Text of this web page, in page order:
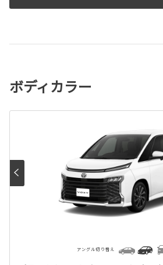
ボディカラー
アングル切り替え